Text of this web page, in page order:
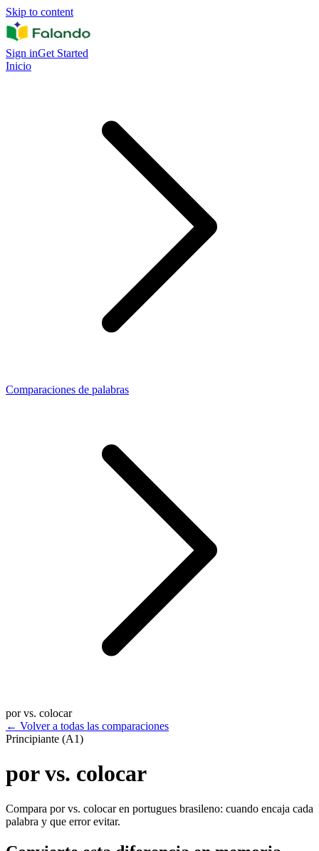
Skip to content
Sign inGet Started
Inicio
Comparaciones de palabras
por vs. colocar
← Volver a todas las comparaciones
Principiante (A1)
por vs. colocar
Compara por vs. colocar en portugues brasileno: cuando encaja cada
palabra y que error evitar.